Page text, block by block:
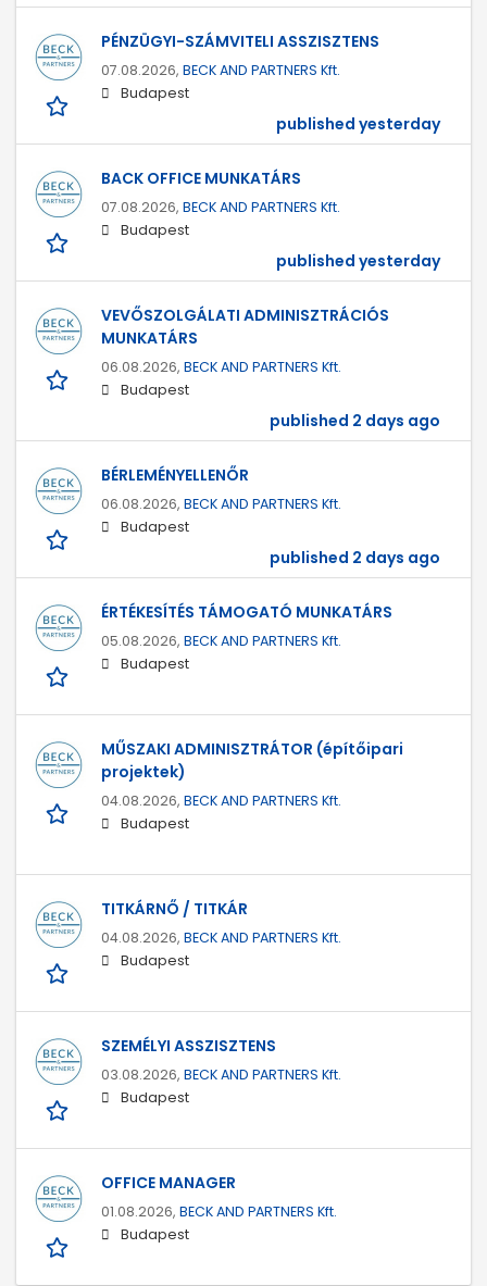
PÉNZÜGYI-SZÁMVITELI ASSZISZTENS
07.08.2026, BECK AND PARTNERS Kft.
Budapest
published yesterday
BACK OFFICE MUNKATÁRS
07.08.2026, BECK AND PARTNERS Kft.
Budapest
published yesterday
VEVŐSZOLGÁLATI ADMINISZTRÁCIÓS
MUNKATÁRS
06.08.2026, BECK AND PARTNERS Kft.
Budapest
published 2 days ago
BÉRLEMÉNYELLENŐR
06.08.2026, BECK AND PARTNERS Kft.
Budapest
published 2 days ago
ÉRTÉKESÍTÉS TÁMOGATÓ MUNKATÁRS
05.08.2026, BECK AND PARTNERS Kft.
Budapest
MŰSZAKI ADMINISZTRÁTOR (építőipari
projektek)
04.08.2026, BECK AND PARTNERS Kft.
Budapest
TITKÁRNŐ / TITKÁR
04.08.2026, BECK AND PARTNERS Kft.
Budapest
SZEMÉLYI ASSZISZTENS
03.08.2026, BECK AND PARTNERS Kft.
Budapest
OFFICE MANAGER
01.08.2026, BECK AND PARTNERS Kft.
Budapest